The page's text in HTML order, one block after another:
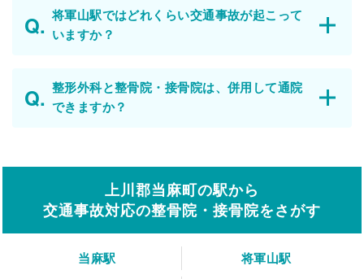
将軍山駅ではどれくらい交通事故が起こって
いますか？
整形外科と整骨院・接骨院は、併用して通院
できますか？
上川郡当麻町の駅から
交通事故対応の整骨院・接骨院をさがす
当麻駅
将軍山駅